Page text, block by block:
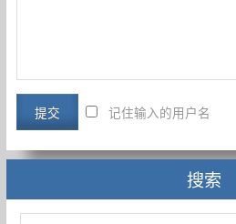
记住输入的用户名
搜索